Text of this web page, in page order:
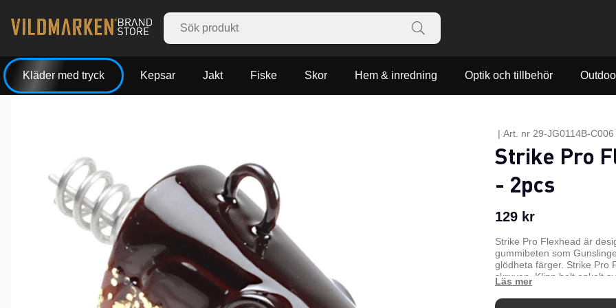
Kläder med tryck Kepsar Jakt Fiske Skor Hem & inredning Optik och tillbehör
| Art. nr 29-JG0114B-C006
Strike Pro
- 2pcs
129 kr
Strike Pro Flexhead är
gummibeten som
glödheta färger. Strike Pro
skruven. Klipp helt enkelt
och skruva på en
grov flätlina eller